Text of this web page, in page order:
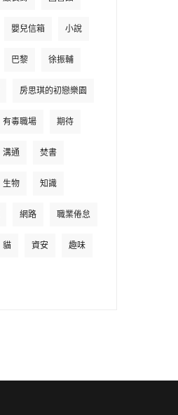
嬰兒信箱 小說
巴黎 徐振輔
房思琪的初戀樂園
有毒職場 期待
溝通 焚書
生物 知識
網路 職業倦怠
貓 資安 趣味